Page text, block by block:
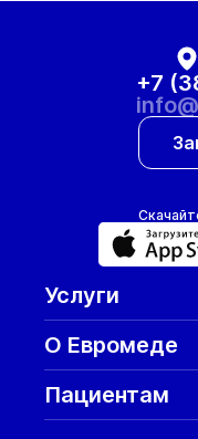
+7
Услуги
О Евромеде
Пациентам